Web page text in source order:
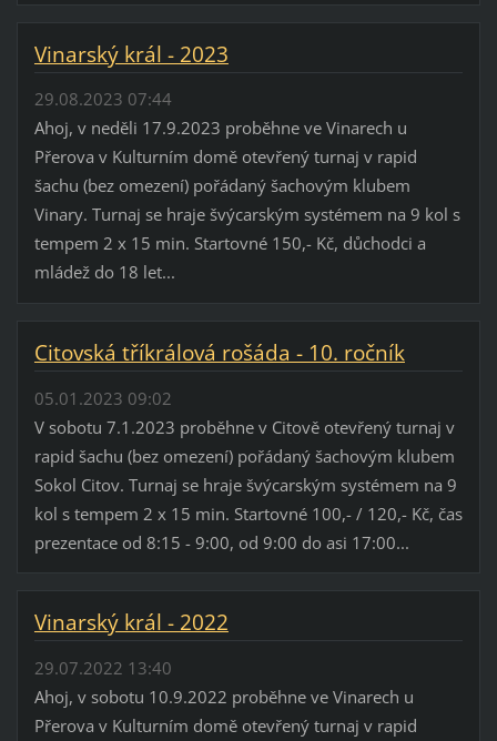
Vinarský král - 2023
29.08.2023 07:44
Ahoj, v neděli 17.9.2023 proběhne ve Vinarech u
Přerova v Kulturním domě otevřený turnaj v rapid
šachu (bez omezení) pořádaný šachovým klubem
Vinary. Turnaj se hraje švýcarským systémem na 9 kol s
tempem 2 x 15 min. Startovné 150,- Kč, důchodci a
mládež do 18 let...
Citovská tříkrálová rošáda - 10. ročník
05.01.2023 09:02
V sobotu 7.1.2023 proběhne v Citově otevřený turnaj v
rapid šachu (bez omezení) pořádaný šachovým klubem
Sokol Citov. Turnaj se hraje švýcarským systémem na 9
kol s tempem 2 x 15 min. Startovné 100,- / 120,- Kč, čas
prezentace od 8:15 - 9:00, od 9:00 do asi 17:00...
Vinarský král - 2022
29.07.2022 13:40
Ahoj, v sobotu 10.9.2022 proběhne ve Vinarech u
Přerova v Kulturním domě otevřený turnaj v rapid